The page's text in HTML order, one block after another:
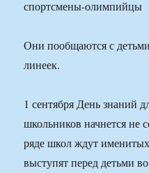
Они пообщаются с
линеек.
1 сентября День знаний
школьников начнется не
ряде школ ждут
выступят перед детьми